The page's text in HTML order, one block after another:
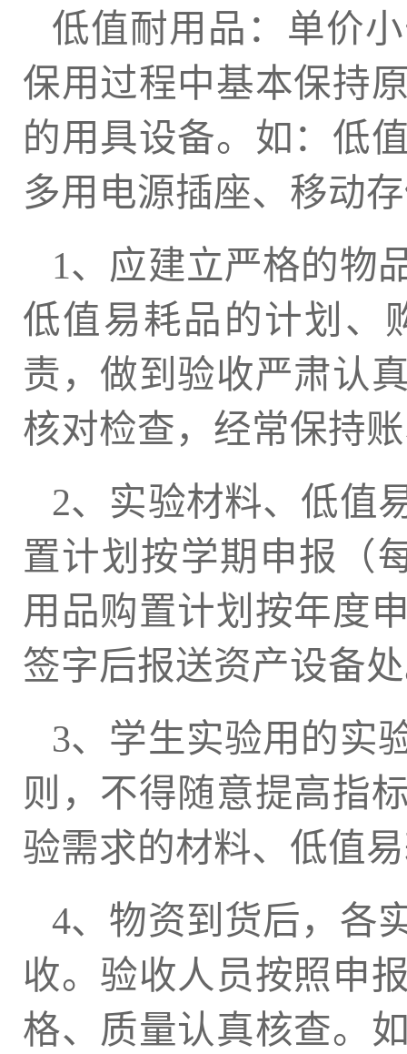
低值耐用品：单价
保用过程中基本保持
的用具设备。如：低
多用电源插座、移动
1、应建立严格的物
低值易耗品的计划、
责，做到验收严肃认
核对检查，经常保持
2、实验材料、低值
置计划按学期申报（
用品购置计划按年度
签字后报送资产设备
3、学生实验用的实
则，不得随意提高指
验需求的材料、低值
4、物资到货后，各
收。验收人员按照申
格、质量认真核查。